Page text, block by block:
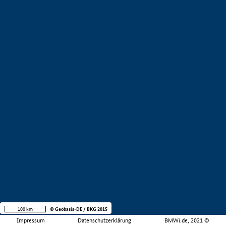
Impressum Datenschutzerklärung BMWi.de, 2021 ©
100 km © Geobasis-DE / BKG 2015